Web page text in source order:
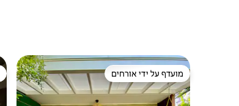
מועדף על ידי אורחים
מועדף על ידי אורחים